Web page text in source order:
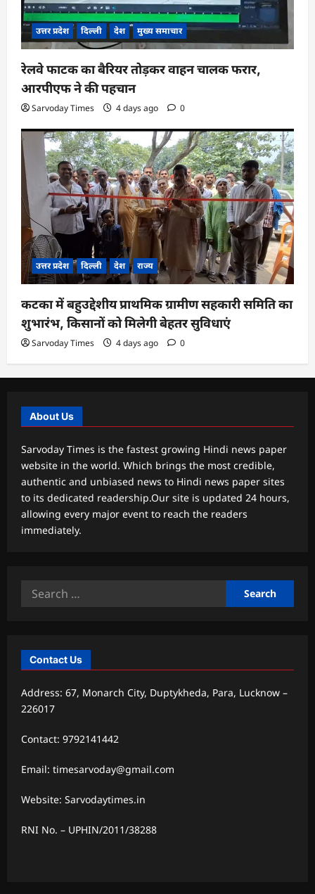
उत्तर प्रदेश दिल्ली देश मुख्य समाचार
रेलवे फाटक का बैरियर तोड़कर वाहन चालक फरार,
आरपीएफ ने की पहचान
Sarvoday Times 4 days ago 0
उत्तर प्रदेश दिल्ली देश राज्य
कटका में बहुउद्देशीय प्राथमिक ग्रामीण सहकारी समिति का
शुभारंभ, किसानों को मिलेगी बेहतर सुविधाएं
Sarvoday Times 4 days ago 0
About Us
Sarvoday Times is the fastest growing Hindi news paper
website in the world. Which brings the most credible,
authentic and unbiased news to Hindi news paper sites
to its dedicated readership.Our site is updated 24 hours,
allowing every major event to reach the readers
immediately.
Search
Contact Us
Address: 67, Monarch City, Duptykheda, Para, Lucknow –
226017
Contact: 9792141442
Email: timesarvoday@gmail.com
Website: Sarvodaytimes.in
RNI No. – UPHIN/2011/38288